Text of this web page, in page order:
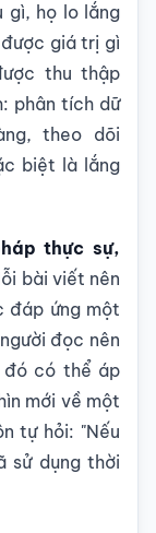
gì, họ lo lắng
giá trị gì
thu thập
phân tích dữ
theo dõi
biệt là lắng
thực sự,
bài viết nên
đáp ứng một
đọc nên
đó có thể áp
mới về một
tự hỏi: "Nếu
dụng thời